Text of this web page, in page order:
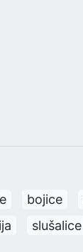
bojice
slušalice